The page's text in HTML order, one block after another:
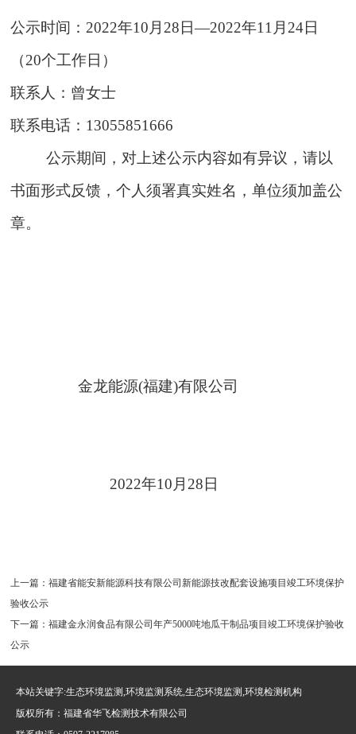
公示时间： 2022年10 月 28日—2022年11 月 24日
（20个工作日）
联系人： 曾女士
联系电话： 13055851666
公示期间，对上述公示内容如有异议，请以
书面形式反馈，个人须署真实姓名，单位须加盖公
章。
金龙能源(福建)有限公司
2022年10 月 28日
上一篇：福建省能安新能源科技有限公司新能源技改配套设施项目竣工环境保护
验收公示
下一篇：福建金永润食品有限公司年产5000吨地瓜干制品项目竣工环境保护验收
公示
本站关键字:生态环境监测,环境监测系统,生态环境监测,环境检测机构
版权所有：福建省华飞检测技术有限公司